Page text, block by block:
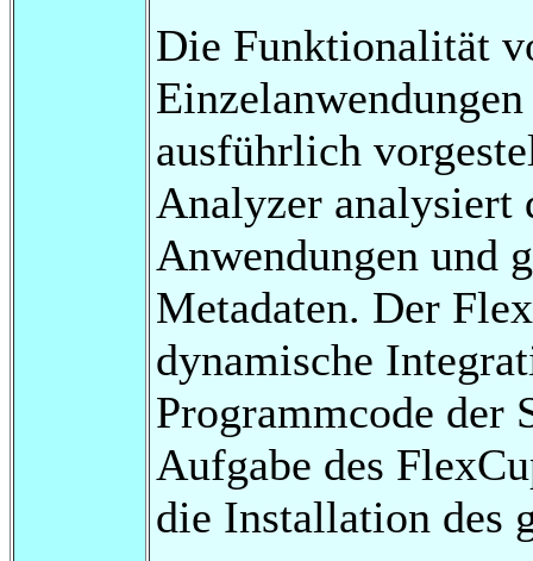
Die Funktionalität
ausführlich
Analyzer analysiert
Anwendungen und
Metadaten. Der
dynamische
Programmcode der
Aufgabe des
die Installation des